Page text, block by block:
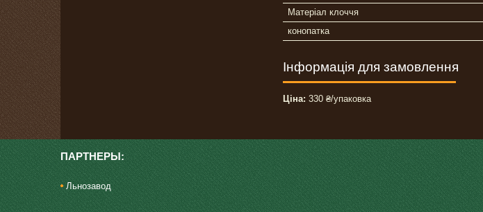
Матеріал клоччя
конопатка
Інформація для замовлення
Ціна: 330 ₴/упаковка
ПАРТНЕРЫ:
Льнозавод